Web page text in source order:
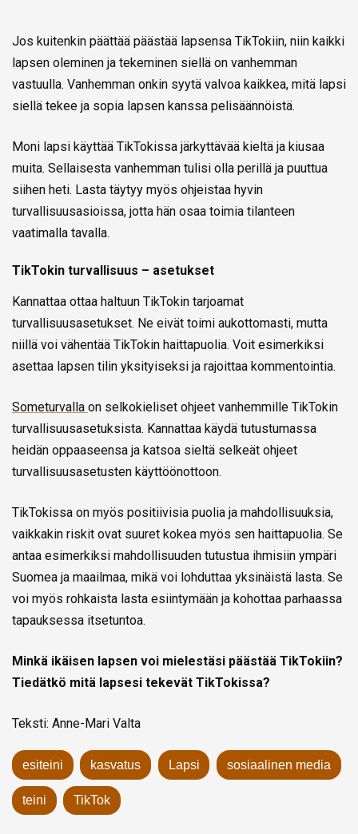
Jos kuitenkin päättää päästää lapsensa TikTokiin, niin kaikki
lapsen oleminen ja tekeminen siellä on vanhemman
vastuulla. Vanhemman onkin syytä valvoa kaikkea, mitä lapsi
siellä tekee ja sopia lapsen kanssa pelisäännöistä.
Moni lapsi käyttää TikTokissa järkyttävää kieltä ja kiusaa
muita. Sellaisesta vanhemman tulisi olla perillä ja puuttua
siihen heti. Lasta täytyy myös ohjeistaa hyvin
turvallisuusasioissa, jotta hän osaa toimia tilanteen
vaatimalla tavalla.
TikTokin turvallisuus – asetukset
Kannattaa ottaa haltuun TikTokin tarjoamat
turvallisuusasetukset. Ne eivät toimi aukottomasti, mutta
niillä voi vähentää TikTokin haittapuolia. Voit esimerkiksi
asettaa lapsen tilin yksityiseksi ja rajoittaa kommentointia.
Someturvalla on selkokieliset ohjeet vanhemmille TikTokin
turvallisuusasetuksista. Kannattaa käydä tutustumassa
heidän oppaaseensa ja katsoa sieltä selkeät ohjeet
turvallisuusasetusten käyttöönottoon.
TikTokissa on myös positiivisia puolia ja mahdollisuuksia,
vaikkakin riskit ovat suuret kokea myös sen haittapuolia. Se
antaa esimerkiksi mahdollisuuden tutustua ihmisiin ympäri
Suomea ja maailmaa, mikä voi lohduttaa yksinäistä lasta. Se
voi myös rohkaista lasta esiintymään ja kohottaa parhaassa
tapauksessa itsetuntoa.
Minkä ikäisen lapsen voi mielestäsi päästää TikTokiin?
Tiedätkö mitä lapsesi tekevät TikTokissa?
Teksti: Anne-Mari Valta
esiteini kasvatus Lapsi sosiaalinen media
teini TikTok